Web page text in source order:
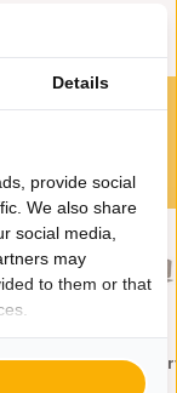
Tv Meubel
Licht Beige Eiken
Details
provide social
We also share
social media,
may
to them or that